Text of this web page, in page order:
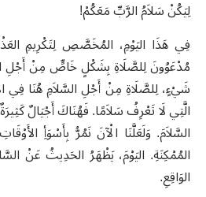
لِيَكُنْ سَلاَمُ الرَّبِّ مَعَكُمْ!
فِي هَذَا اليَوْمِ، المُخَصَّصِ لِتَكْرِيمِ
مُدْعَوُونَ لِلصَّلَاةِ بِشَكْلٍ خَاصٍّ مِنْ أَجْلِ
شَيْءٍ، لِلصَّلَاةِ مِنْ أَجْلِ السَّلاَمِ هُنَا
الَّتِي لَا تَعْرِفُ سَلاَمًا. فَهُنَاكَ أَجْيَالٌ
السَّلاَمَ. وَلَعَلَّنَا الْآنَ نَمُرُّ بِأَسْوَأِ
المُمْكِنَةِ. اليَوْمَ، يَظْهَرُ الحَدِيثُ عَنْ
الوَاقِعِ.